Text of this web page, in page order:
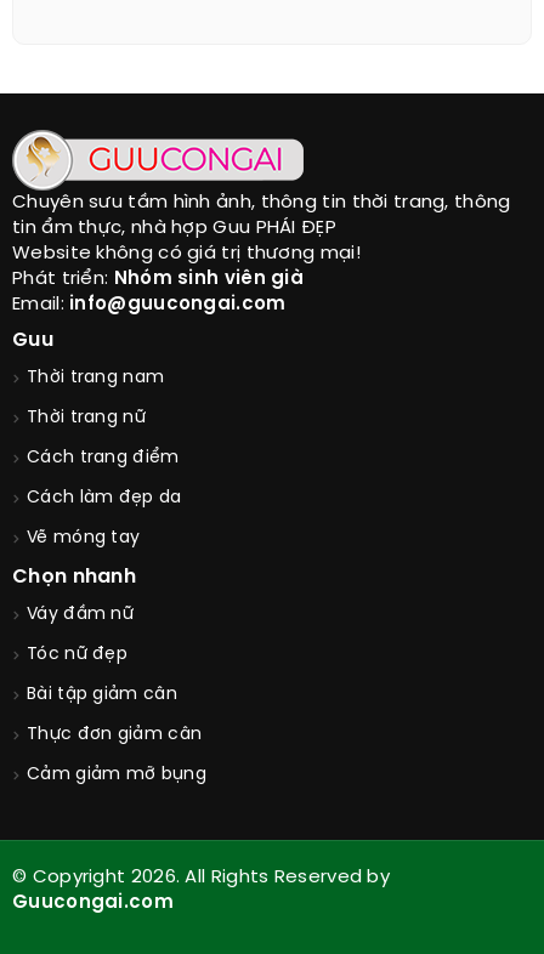
Chuyên sưu tầm hình ảnh, thông tin thời trang, thông
tin ẩm thực, nhà hợp Guu PHÁI ĐẸP
Website không có giá trị thương mại!
Phát triển: Nhóm sinh viên già
Email: info@guucongai.com
Guu
Thời trang nam
Thời trang nữ
Cách trang điểm
Cách làm đẹp da
Vẽ móng tay
Chọn nhanh
Váy đầm nữ
Tóc nữ đẹp
Bài tập giảm cân
Thực đơn giảm cân
Cảm giảm mỡ bụng
© Copyright 2026. All Rights Reserved by
Guucongai.com